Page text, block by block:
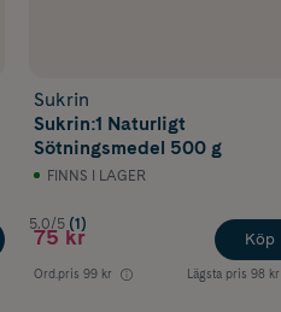
Sukrin
Sukrin:1 Naturligt
Sötningsmedel 500 g
FINNS I LAGER
5.0/5 (1)
75 kr
Ord.pris 99 kr Lägsta pris 98 kr
Köp